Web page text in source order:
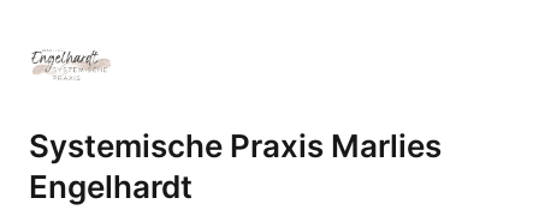
Systemische Praxis Marlies
Engelhardt